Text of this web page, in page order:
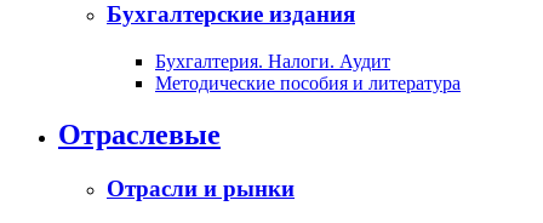
Бухгалтерские издания
Бухгалтерия. Налоги. Аудит
Методические пособия и литература
Отраслевые
Отрасли и рынки